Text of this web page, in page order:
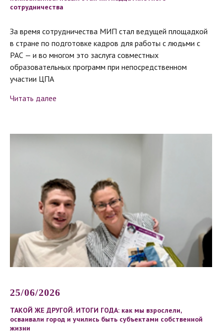
сотрудничества
За время сотрудничества МИП стал ведущей площадкой
в стране по подготовке кадров для работы с людьми с
РАС — и во многом это заслуга совместных
образовательных программ при непосредственном
участии ЦПА
Читать далее
25/06/2026
ТАКОЙ ЖЕ ДРУГОЙ. ИТОГИ ГОДА: как мы взрослели,
осваивали город и учились быть субъектами собственной
жизни